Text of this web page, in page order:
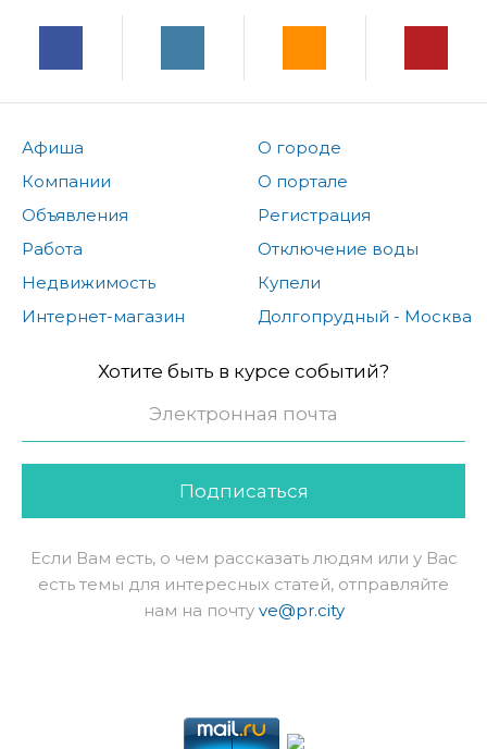
Афиша
Компании
Объявления
Работа
Недвижимость
Интернет-магазин
О городе
О портале
Регистрация
Отключение воды
Купели
Долгопрудный - Москва
Хотите быть в курсе событий?
Подписаться
Если Вам есть, о чем рассказать людям или у Вас
есть темы для интересных статей, отправляйте
нам на почту ve@pr.city